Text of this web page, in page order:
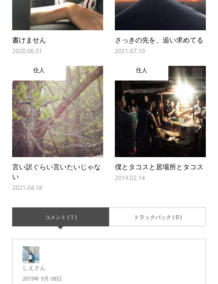
書けません
2020.06.01
さっきの先を、追い求めてる
2021.07.10
住人
言い訳ぐらい言いたいじゃな
い
2021.04.18
住人
僕とタコスと居場所とタコス
2019.02.14
コメント ( 1 ) トラックバック ( 0 )
しえさん
2019年 9月 08日